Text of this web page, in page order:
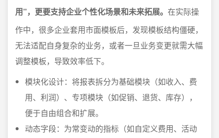
用”，更要支持企业个性化场景和未来拓展。 在实际操
作中，很多企业套用市面模板后，发现模板结构僵硬，
无法适配自身复杂的业务，或者一旦业务变更就需大幅
调整模板，导致效率低下。
模块化设计：将报表拆分为基础模块（如收入、费
用、利润）、专项模块（如促销、退货、库存），
便于自由组合和扩展。
动态字段：为常变动的指标（如自定义费用、活动